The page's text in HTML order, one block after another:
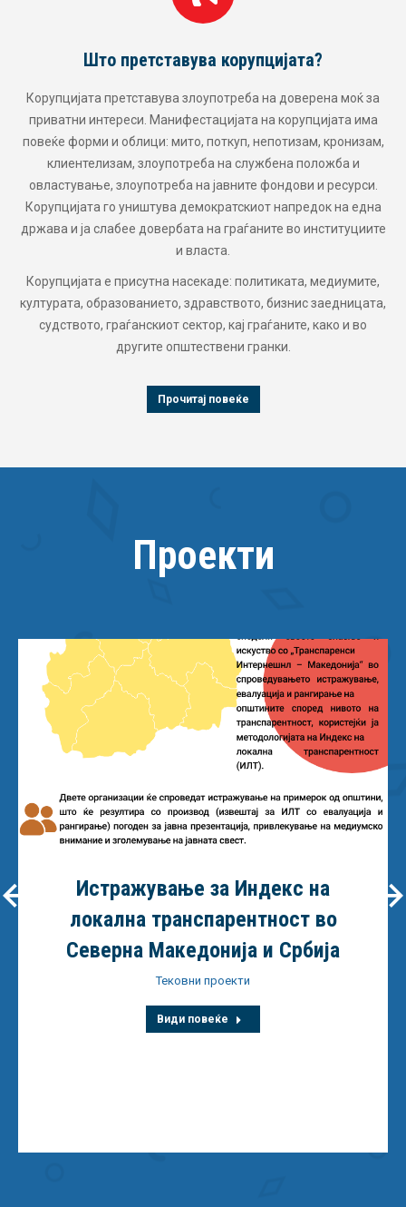
Што претставува корупцијата?
Корупцијата претставува злоупотреба на доверена моќ за
приватни интереси. Манифестацијата на корупцијата има
повеќе форми и облици: мито, поткуп, непотизам, кронизам,
клиентелизам, злоупотреба на службена положба и
овластување, злоупотреба на јавните фондови и ресурси.
Корупцијата го уништува демократскиот напредок на една
држава и ја слабее довербата на граѓаните во институциите
и власта.
Корупцијата е присутна насекаде: политиката, медиумите,
културата, образованието, здравството, бизнис заедницата,
судството, граѓанскиот сектор, кај граѓаните, како и во
другите општествени гранки.
Прочитај повеќе
Проекти
Истражување за Индекс на
локална транспарентност во
Северна Македонија и Србија
Тековни проекти
Види повеќе